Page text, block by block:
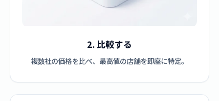
2. 比較する
複数社の価格を比べ、最高値の店舗を即座に特定。